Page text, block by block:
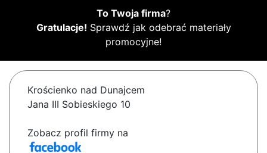
To Twoja firma?
Gratulacje! Sprawdź jak odebrać materiały
promocyjne!
Krościenko nad Dunajcem
Jana III Sobieskiego 10
Zobacz profil firmy na